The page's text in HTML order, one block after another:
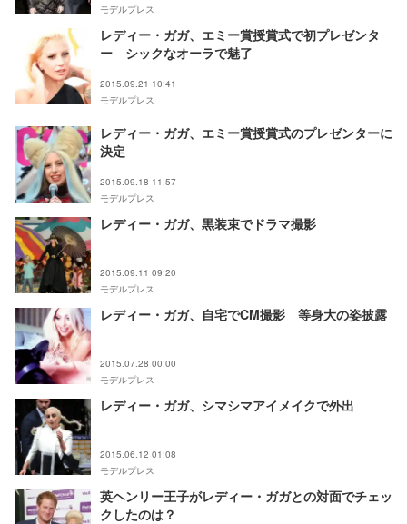
モデルプレス
レディー・ガガ、エミー賞授賞式で初プレゼンタ
ー シックなオーラで魅了
2015.09.21 10:41
モデルプレス
レディー・ガガ、エミー賞授賞式のプレゼンターに
決定
2015.09.18 11:57
モデルプレス
レディー・ガガ、黒装束でドラマ撮影
2015.09.11 09:20
モデルプレス
レディー・ガガ、自宅でCM撮影 等身大の姿披露
2015.07.28 00:00
モデルプレス
レディー・ガガ、シマシマアイメイクで外出
2015.06.12 01:08
モデルプレス
英ヘンリー王子がレディー・ガガとの対面でチェッ
クしたのは？